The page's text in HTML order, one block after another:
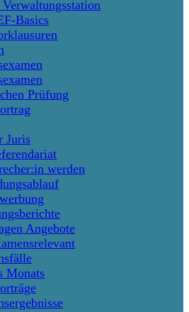
Basics
Prüfung
Juris
werden
Angebote
Monats